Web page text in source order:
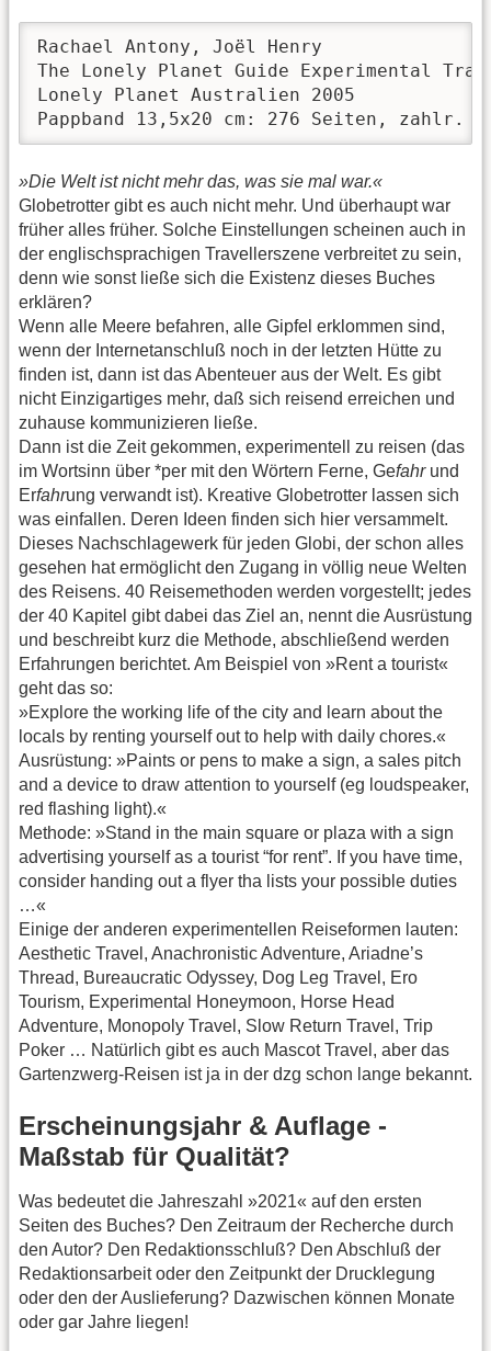
Rachael Antony, Joël Henry
The Lonely Planet Guide Experimental
Lonely Planet Australien 2005
Pappband 13,5x20 cm: 276 Seiten, zahlr.
»Die Welt ist nicht mehr das, was sie mal war.«
Globetrotter gibt es auch nicht mehr. Und überhaupt war
früher alles früher. Solche Einstellungen scheinen auch in
der englischsprachigen Travellerszene verbreitet zu sein,
denn wie sonst ließe sich die Existenz dieses Buches
erklären?
Wenn alle Meere befahren, alle Gipfel erklommen sind,
wenn der Internetanschluß noch in der letzten Hütte zu
finden ist, dann ist das Abenteuer aus der Welt. Es gibt
nicht Einzigartiges mehr, daß sich reisend erreichen und
zuhause kommunizieren ließe.
Dann ist die Zeit gekommen, experimentell zu reisen (das
im Wortsinn über *per mit den Wörtern Ferne, Gefahrund
Erfahrung verwandt ist). Kreative Globetrotter lassen sich
was einfallen. Deren Ideen finden sich hier versammelt.
Dieses Nachschlagewerk für jeden Globi, der schon alles
gesehen hat ermöglicht den Zugang in völlig neue Welten
des Reisens. 40 Reisemethoden werden vorgestellt; jedes
der 40 Kapitel gibt dabei das Ziel an, nennt die Ausrüstung
und beschreibt kurz die Methode, abschließend werden
Erfahrungen berichtet. Am Beispiel von »Rent a tourist«
geht das so:
»Explore the working life of the city and learn about the
locals by renting yourself out to help with daily chores.«
Ausrüstung: »Paints or pens to make a sign, a sales pitch
and a device to draw attention to yourself (eg loudspeaker,
red flashing light).«
Methode: »Stand in the main square or plaza with a sign
advertising yourself as a tourist “for rent”. If you have time,
consider handing out a flyer tha lists your possible duties
…«
Einige der anderen experimentellen Reiseformen lauten:
Aesthetic Travel, Anachronistic Adventure, Ariadne’s
Thread, Bureaucratic Odyssey, Dog Leg Travel, Ero
Tourism, Experimental Honeymoon, Horse Head
Adventure, Monopoly Travel, Slow Return Travel, Trip
Poker … Natürlich gibt es auch Mascot Travel, aber das
Gartenzwerg-Reisen ist ja in der dzg schon lange bekannt.
Erscheinungsjahr & Auflage -
Maßstab für Qualität?
Was bedeutet die Jahreszahl »2021« auf den ersten
Seiten des Buches? Den Zeitraum der Recherche durch
den Autor? Den Redaktionsschluß? Den Abschluß der
Redaktionsarbeit oder den Zeitpunkt der Drucklegung
oder den der Auslieferung? Dazwischen können Monate
oder gar Jahre liegen!